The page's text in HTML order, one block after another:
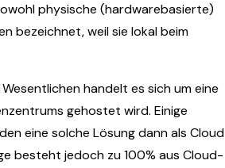
physische (hardwarebasierte)
bezeichnet, weil sie lokal beim
handelt es sich um eine
gehostet wird. Einige
eine solche Lösung dann als Cloud
besteht jedoch zu 100% aus Cloud-